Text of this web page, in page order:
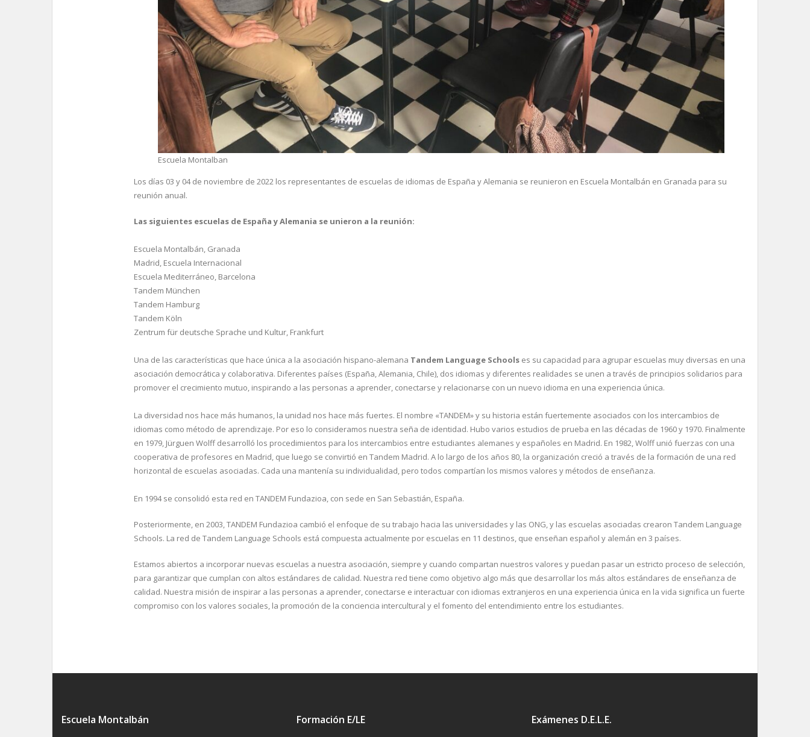
Escuela Montalban
Los días 03 y 04 de noviembre de 2022 los representantes de escuelas de idiomas de España y Alemania se reunieron en Escuela Montalbán en Granada para su
reunión anual.
Las siguientes escuelas de España y Alemania se unieron a la reunión:
Escuela Montalbán, Granada
Madrid, Escuela Internacional
Escuela Mediterráneo, Barcelona
Tandem München
Tandem Hamburg
Tandem Köln
Zentrum für deutsche Sprache und Kultur, Frankfurt
Una de las características que hace única a la asociación hispano-alemana Tandem Language Schools es su capacidad para agrupar escuelas muy diversas en una
asociación democrática y colaborativa. Diferentes países (España, Alemania, Chile), dos idiomas y diferentes realidades se unen a través de principios solidarios para
promover el crecimiento mutuo, inspirando a las personas a aprender, conectarse y relacionarse con un nuevo idioma en una experiencia única.
La diversidad nos hace más humanos, la unidad nos hace más fuertes. El nombre «TANDEM» y su historia están fuertemente asociados con los intercambios de
idiomas como método de aprendizaje. Por eso lo consideramos nuestra seña de identidad. Hubo varios estudios de prueba en las décadas de 1960 y 1970. Finalmente
en 1979, Jürguen Wolff desarrolló los procedimientos para los intercambios entre estudiantes alemanes y españoles en Madrid. En 1982, Wolff unió fuerzas con una
cooperativa de profesores en Madrid, que luego se convirtió en Tandem Madrid. A lo largo de los años 80, la organización creció a través de la formación de una red
horizontal de escuelas asociadas. Cada una mantenía su individualidad, pero todos compartían los mismos valores y métodos de enseñanza.
En 1994 se consolidó esta red en TANDEM Fundazioa, con sede en San Sebastián, España.
Posteriormente, en 2003, TANDEM Fundazioa cambió el enfoque de su trabajo hacia las universidades y las ONG, y las escuelas asociadas crearon Tandem Language
Schools. La red de Tandem Language Schools está compuesta actualmente por escuelas en 11 destinos, que enseñan español y alemán en 3 países.
Estamos abiertos a incorporar nuevas escuelas a nuestra asociación, siempre y cuando compartan nuestros valores y puedan pasar un estricto proceso de selección,
para garantizar que cumplan con altos estándares de calidad. Nuestra red tiene como objetivo algo más que desarrollar los más altos estándares de enseñanza de
calidad. Nuestra misión de inspirar a las personas a aprender, conectarse e interactuar con idiomas extranjeros en una experiencia única en la vida significa un fuerte
compromiso con los valores sociales, la promoción de la conciencia intercultural y el fomento del entendimiento entre los estudiantes.
Escuela Montalbán Formación E/LE Exámenes D.E.L.E.